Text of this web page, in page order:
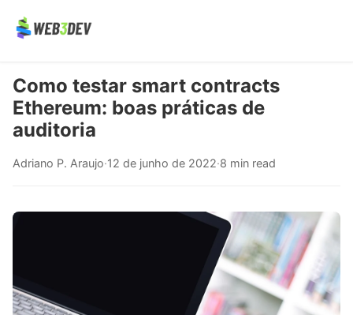
Como testar smart contracts
Ethereum: boas práticas de
auditoria
Adriano P. Araujo·12 de junho de 2022·8 min read